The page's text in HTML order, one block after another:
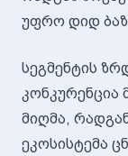
უფრო დიდ
სეგმენტის
კონკურენცია
მიღმა,
ეკოსისტემა